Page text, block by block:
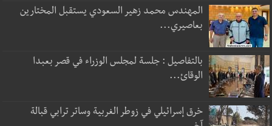
المهندس محمد زهير السعودي يستقبل المختارين
بعاصيري...
بالتفاصيل : جلسة لمجلس الوزراء في قصر بعبدا
الوقائ...
خرق إسرائيلي في زوطر الغربية وساتر ترابي قبالة